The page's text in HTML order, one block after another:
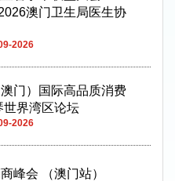
澳门卫生局医生协
2026
门）国际高品质消费
世界湾区论坛
2026
峰会 （澳门站）